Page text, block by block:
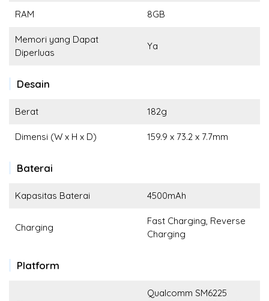
RAM 8GB
Memori yang Dapat
Diperluas
Ya
Desain
Berat 182g
Dimensi (W x H x D) 159.9 x 73.2 x 7.7mm
Baterai
Kapasitas Baterai 4500mAh
Charging
Fast Charging, Reverse
Charging
Platform
Qualcomm SM6225